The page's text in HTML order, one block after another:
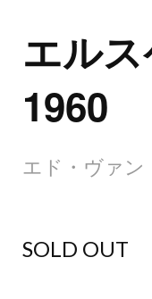
エル
1960
エド・ヴァン
SOLD OUT